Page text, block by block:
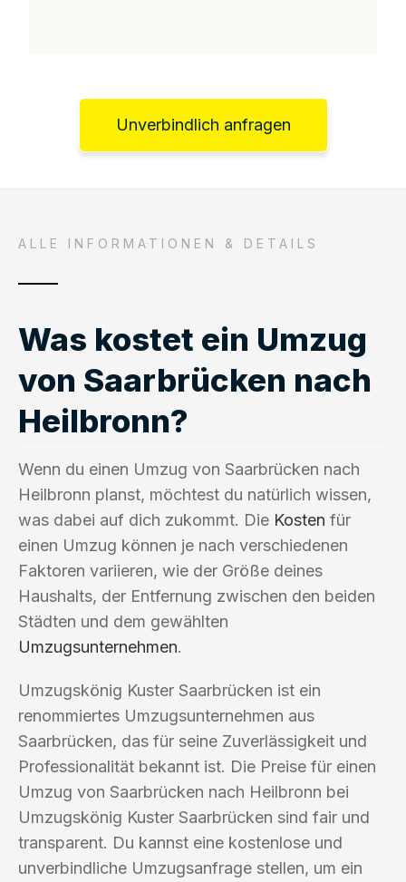
Unverbindlich anfragen
ALLE INFORMATIONEN & DETAILS
Was kostet ein Umzug
von Saarbrücken nach
Heilbronn?
Wenn du einen Umzug von Saarbrücken nach
Heilbronn planst, möchtest du natürlich wissen,
was dabei auf dich zukommt. Die Kosten für
einen Umzug können je nach verschiedenen
Faktoren variieren, wie der Größe deines
Haushalts, der Entfernung zwischen den beiden
Städten und dem gewählten
Umzugsunternehmen.
Umzugskönig Kuster Saarbrücken ist ein
renommiertes Umzugsunternehmen aus
Saarbrücken, das für seine Zuverlässigkeit und
Professionalität bekannt ist. Die Preise für einen
Umzug von Saarbrücken nach Heilbronn bei
Umzugskönig Kuster Saarbrücken sind fair und
transparent. Du kannst eine kostenlose und
unverbindliche Umzugsanfrage stellen, um ein